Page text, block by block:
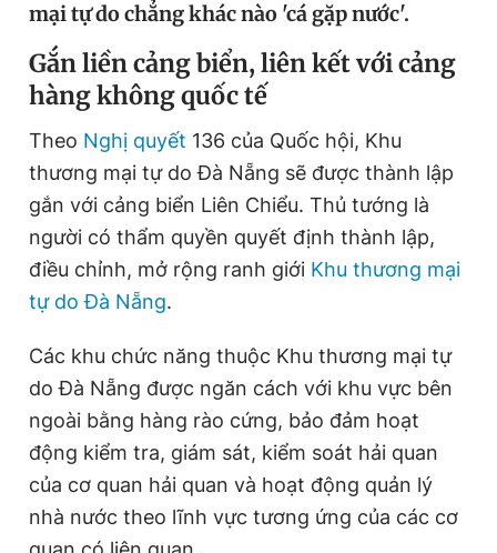
Sản phẩm khác
Tiện ích Bạn cần biết
Thông tin tòa soạn Liên hệ quảng cáo
Đọc Thanh Niên trên điện thoại
Theo dõi báo trên
Hotline
0906 645 777
Liên hệ quảng cáo
0908 780 404
mại tự do chẳng khác nào 'cá gặp nước'.
Gắn liền cảng biển, liên kết với cảng
hàng không quốc tế
Theo Nghị quyết 136 của Quốc hội, Khu
thương mại tự do Đà Nẵng sẽ được thành lập
gắn với cảng biển Liên Chiểu. Thủ tướng là
người có thẩm quyền quyết định thành lập,
điều chỉnh, mở rộng ranh giới Khu thương mại
tự do Đà Nẵng.
Các khu chức năng thuộc Khu thương mại tự
do Đà Nẵng được ngăn cách với khu vực bên
ngoài bằng hàng rào cứng, bảo đảm hoạt
động kiểm tra, giám sát, kiểm soát hải quan
của cơ quan hải quan và hoạt động quản lý
nhà nước theo lĩnh vực tương ứng của các cơ